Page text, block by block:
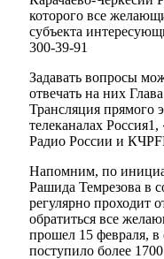
которого все
субъекта
300-39-91
Задавать вопросы
отвечать на них
Трансляция прямого
телеканалах
Радио России и
Напомним, по
Рашида Темрезова в
регулярно проходит
обратиться все
прошел 15 февраля,
поступило более